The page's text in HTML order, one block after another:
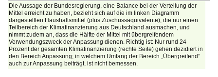
Die Aussage der Bundesregierung, eine Balance bei der Verteilung der
Mittel erreicht zu haben, bezieht sich auf die im linken Diagramm
dargestellten Haushaltsmittel (plus Zuschussäquivalente), die nur einen
Teilbereich der Klimafinanzierung aus Deutschland ausmachen, und
nimmt zudem an, dass die Hälfte der Mittel mit übergreifendem
Verwendungszweck der Anpassung dienen. Richtig ist: Nur rund 24
Prozent der gesamten Klimafinanzierung (rechte Seite) gehen dezidiert in
den Bereich Anpassung; in welchem Umfang der Bereich „Übergreifend“
auch zur Anpassung beiträgt, ist nicht bemessen.